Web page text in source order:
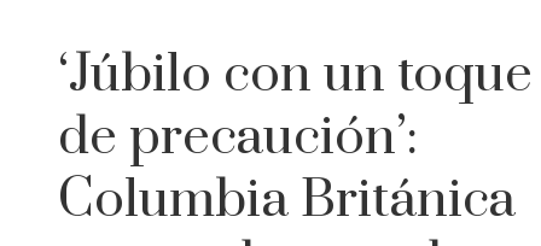
‘Júbilo con un toque
de precaución’:
Columbia Británica